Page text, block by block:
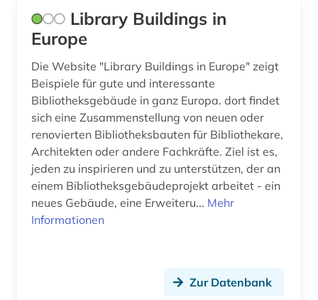
biologie (11)
biomedizinische technik (1)
biomolekül (1)
bionik (1)
biosphärenreservat rhön (1)
Library Buildings in
Europe
Die Website "Library Buildings in Europe" zeigt
Beispiele für gute und interessante
Bibliotheksgebäude in ganz Europa. dort findet
sich eine Zusammenstellung von neuen oder
renovierten Bibliotheksbauten für Bibliothekare,
Architekten oder andere Fachkräfte. Ziel ist es,
jeden zu inspirieren und zu unterstützen, der an
einem Bibliotheksgebäudeprojekt arbeitet - ein
neues Gebäude, eine Erweiteru... Mehr
Informationen
Zur Datenbank